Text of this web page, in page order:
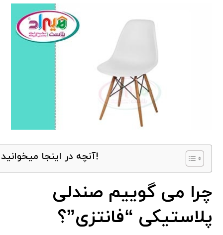
آنچه در اینجا میخوانید!
چرا می گوییم صندلی
پلاستیکی “فانتزی”؟